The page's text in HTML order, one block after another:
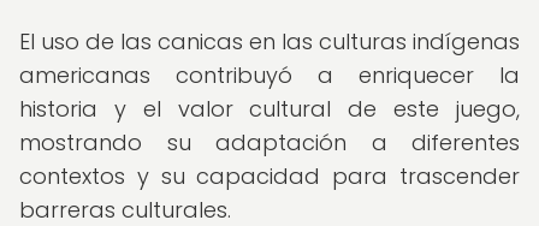
El uso de las canicas en las culturas indígenas
americanas contribuyó a enriquecer la
historia y el valor cultural de este juego,
mostrando su adaptación a diferentes
contextos y su capacidad para trascender
barreras culturales.